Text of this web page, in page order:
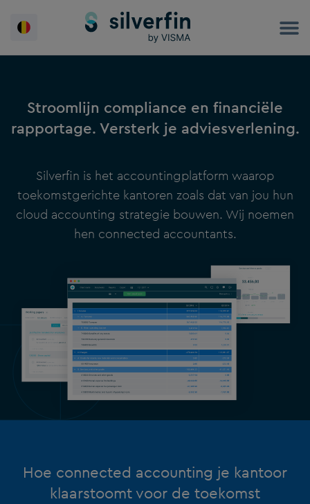
naar
Stroomlijn compliance en financiële
rapportage. Versterk je adviesverlening.
Silverfin is het accountingplatform waarop
toekomstgerichte kantoren zoals dat van jou hun
cloud accounting strategie bouwen. Wij noemen
hen connected accountants.
Hoe connected accounting je kantoor
klaarstoomt voor de toekomst